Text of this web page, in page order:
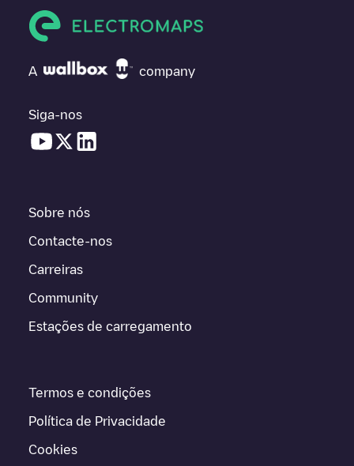
A company
Siga-nos
Sobre nós
Contacte-nos
Carreiras
Community
Estações de carregamento
Termos e condições
Política de Privacidade
Cookies